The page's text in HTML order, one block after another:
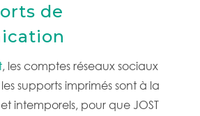
de
, les comptes réseaux sociaux
supports imprimés sont à la
intemporels, pour que JOST